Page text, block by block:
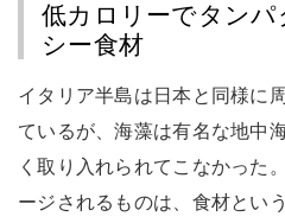
低カロリーでタンパ
シー食材
イタリア半島は日本と同様に
ているが、海藻は有名な地中
く取り入れられてこなかった
ージされるものは、食材とい